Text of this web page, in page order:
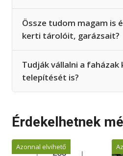
Össze tudom magam is
kerti tárolóit, garázsait?
Tudják vállalni a
telepítését is?
Érdekelhetnek
Azonnal elvihető